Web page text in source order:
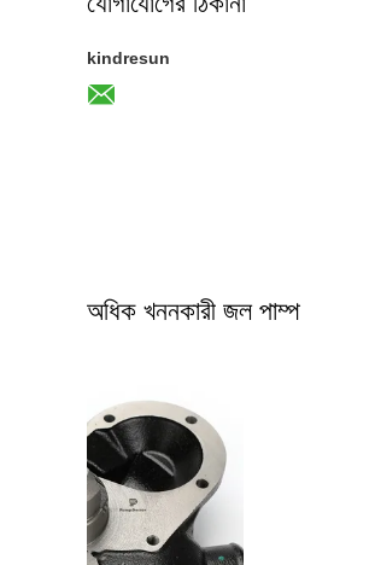
kindresun
অধিক খননকারী জল পাম্প